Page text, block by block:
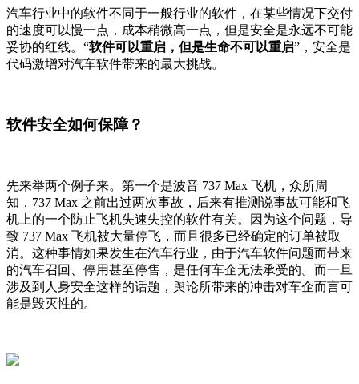
汽车行业中的软件不同于一般行业的软件，在某些情况下交付
的速度可以慢一点，成本稍微高一点，但是安全是永远不可能
妥协的红线。“软件可以重启，但是生命不可以重启”，安全是
代码激增对汽车软件带来的最大挑战。
软件安全如何保障？
先来举两个例子来。第一个是波音 737 Max 飞机，众所周
知，737 Max 之前出过两次事故，后来有推测说事故可能和飞
机上的一个防止飞机失速失控的软件有关。因为这个问题，导
致 737 Max 飞机被大量停飞，而且很多已经确定的订单被取
消。这种事情如果发生在汽车行业，由于汽车软件问题而带来
的汽车召回、停用甚至停售，是任何车企无法承受的。而一旦
涉及到人身安全这样的话题，舆论所带来的冲击对车企而言可
能是毁灭性的。